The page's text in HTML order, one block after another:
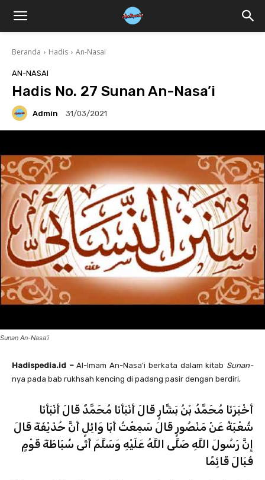
Beranda Hadis An-Nasai
AN-NASAI
Hadis No. 27 Sunan An-Nasa’i
Admin 31/03/2021
Sunan An-Nasa'i
Hadispedia.id –Al-Imam An-Nasa’i berkata dalam kitab Sunan-
nya pada bab rukhsah kencing di padang pasir dengan berdiri,
أَخْبَرَنَا مُحَمَّدُ بْنُ بَشَّارٍ قَالَ أَنْبَأَنَا مُحَمَّدٌ قَالَ أَنْبَأَنَا
شُعْبَةُ عَنْ مَنْصُورٍ قَالَ سَمِعْتُ أَبَا وَائِلٍ أَنَّ حُذَيْفَةَ قَالَ
إِنَّ رَسُولَ اللَّهِ صَلَّى اللَّهُ عَلَيْهِ وَسَلَّمَ أَتَى سُبَاطَةَ قَوْمٍ
فَبَالَ قَائِمًا